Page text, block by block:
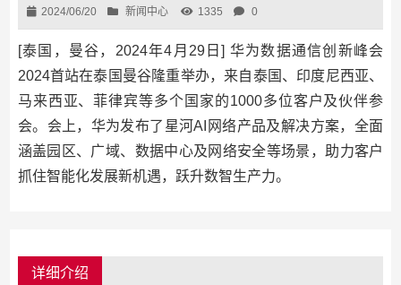
2024/06/20 新闻中心 1335 0
[泰国，曼谷，2024年4月29日] 华为数据通信创新峰会
2024首站在泰国曼谷隆重举办，来自泰国、印度尼西亚、
马来西亚、菲律宾等多个国家的1000多位客户及伙伴参
会。会上，华为发布了星河AI网络产品及解决方案，全面
涵盖园区、广域、数据中心及网络安全等场景，助力客户
抓住智能化发展新机遇，跃升数智生产力。
详细介绍